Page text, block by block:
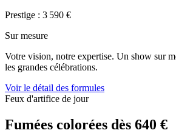
Prestige : 3 590 €
Sur mesure
Votre vision, notre expertise. Un show sur
les grandes célébrations.
Voir le détail des formules
Feux d'artifice de jour
Fumées colorées dès 640 €